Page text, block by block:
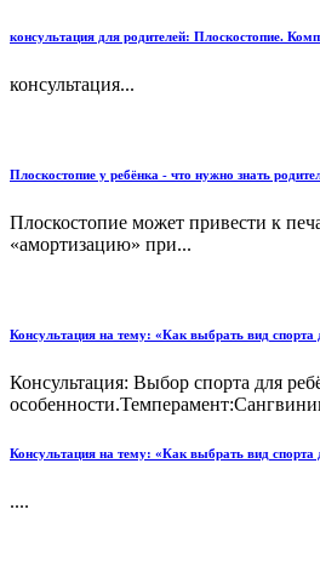
консультация для родителей: Плоскостопие.
консультация...
Плоскостопие у ребёнка - что нужно знать
Плоскостопие может привести к
«амортизацию» при...
Консультация на тему: «Как выбрать вид
Консультация: Выбор спорта для
Консультация на тему: «Как выбрать вид
....